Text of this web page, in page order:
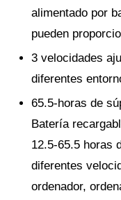
alimentado por
pueden
3 velocidades
diferentes
65.5-horas de
Batería
12.5-65.5 horas
diferentes
ordenador,